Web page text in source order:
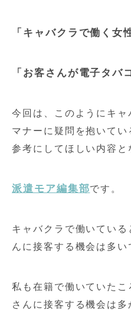
「キャバクラで働く女
「お客さんが電子タバ
今回は、このようにキ
マナーに疑問を抱いて
参考にしてほしい内容と
派遣モア編集部です。
キャバクラで働いてい
んに接客する機会は多い
私も在籍で働いていた
さんに接客する機会は